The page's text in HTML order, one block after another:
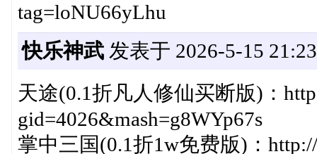
tag=loNU66yLhu
快乐神武发表于 2026-5-15
天途(0.1折凡人修仙买断版)：
gid=4026&mash=g8WYp67s
掌中三国(0.1折1w免费版)：